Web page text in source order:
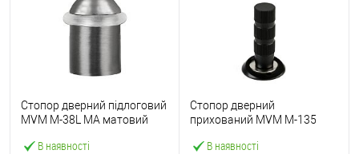
В наявності
Стопор дверний підлоговий
MVM M-38L MA матовий
В наявності
Стопор дверний
прихований MVM M-135